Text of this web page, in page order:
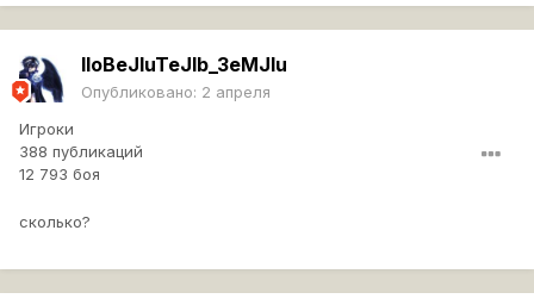
IIoBeJluTeJlb_3eMJlu
Опубликовано: 2 апреля
Игроки
388 публикаций
12 793 боя
сколько?